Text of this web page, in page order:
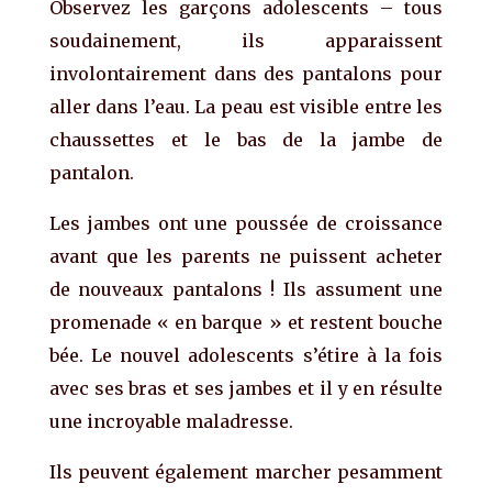
Observez les garçons adolescents – tous
soudainement, ils apparaissent
involontairement dans des pantalons pour
aller dans l’eau. La peau est visible entre les
chaussettes et le bas de la jambe de
pantalon.
Les jambes ont une poussée de croissance
avant que les parents ne puissent acheter
de nouveaux pantalons ! Ils assument une
promenade « en barque » et restent bouche
bée. Le nouvel adolescents s’étire à la fois
avec ses bras et ses jambes et il y en résulte
une incroyable maladresse.
Ils peuvent également marcher pesamment